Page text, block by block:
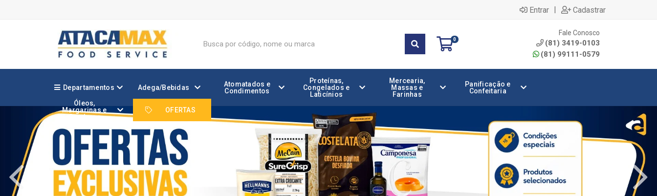
Entrar | Cadastrar
0
Fale Conosco
(81) 3419-0103
(81) 99111-0579
Departamentos Adega/Bebidas
Atomatados e
Condimentos
Proteínas,
Congelados e
Laticínios
Mercearia,
Massas e
Farinhas
Panificação e
Confeitaria
Óleos,
Margarinas e
Gorduras
OFERTAS